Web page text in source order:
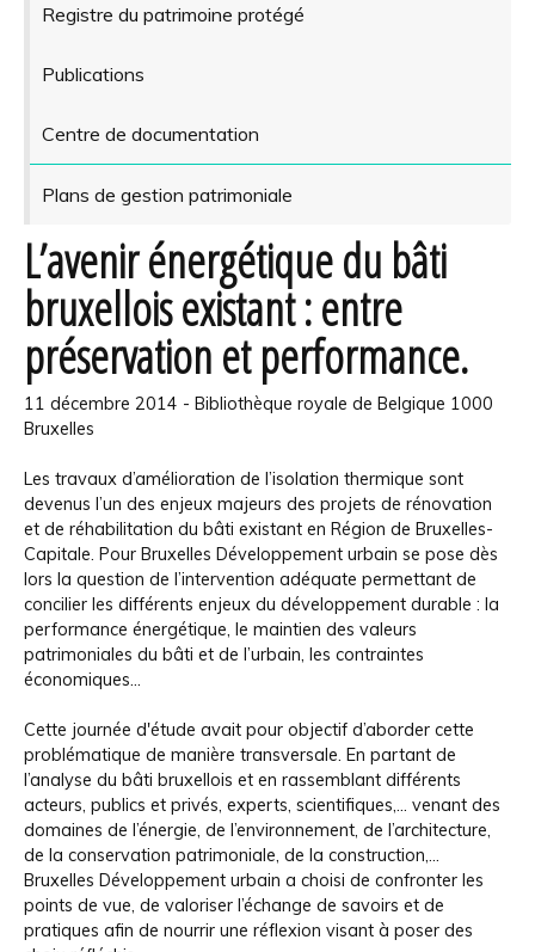
Registre du patrimoine protégé
Publications
Centre de documentation
Plans de gestion patrimoniale
L’avenir énergétique du bâti
bruxellois existant : entre
préservation et performance.
11 décembre 2014 - Bibliothèque royale de Belgique 1000
Bruxelles
Les travaux d’amélioration de l’isolation thermique sont
devenus l’un des enjeux majeurs des projets de rénovation
et de réhabilitation du bâti existant en Région de Bruxelles-
Capitale. Pour Bruxelles Développement urbain se pose dès
lors la question de l’intervention adéquate permettant de
concilier les différents enjeux du développement durable : la
performance énergétique, le maintien des valeurs
patrimoniales du bâti et de l’urbain, les contraintes
économiques...
Cette journée d'étude avait pour objectif d’aborder cette
problématique de manière transversale. En partant de
l’analyse du bâti bruxellois et en rassemblant différents
acteurs, publics et privés, experts, scientifiques,… venant des
domaines de l’énergie, de l’environnement, de l’architecture,
de la conservation patrimoniale, de la construction,…
Bruxelles Développement urbain a choisi de confronter les
points de vue, de valoriser l’échange de savoirs et de
pratiques afin de nourrir une réflexion visant à poser des